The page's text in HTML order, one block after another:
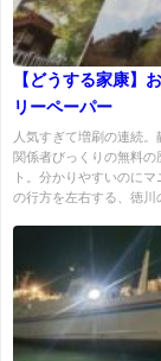
【どうする家康】
リーペーパー
人気すぎて増刷の連続。
関係者びっくりの無料の
ト。分かりやすいのにマ
の行方を左右する、徳川